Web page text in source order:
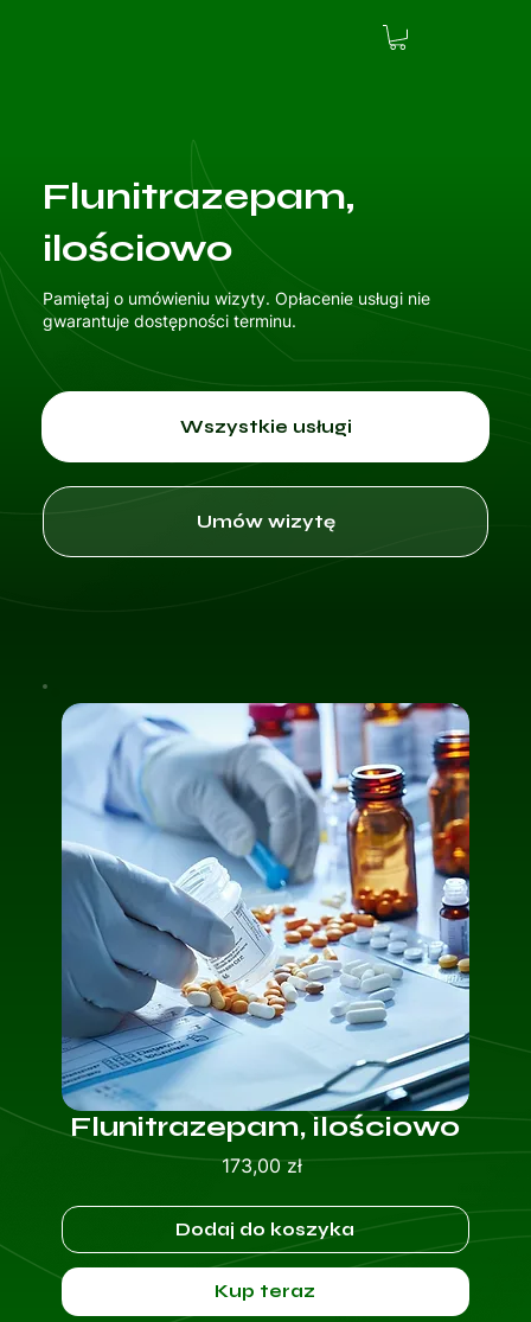
Flunitrazepam,
ilościowo
Pamiętaj o umówieniu wizyty. Opłacenie usługi nie
gwarantuje dostępności terminu.
Wszystkie usługi
Umów wizytę
Flunitrazepam, ilościowo
173,00 złCena
Dodaj do koszyka
Kup teraz